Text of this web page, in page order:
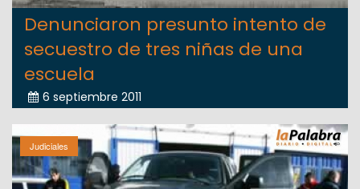
Denunciaron presunto intento de
secuestro de tres niñas de una
escuela
6 septiembre 2011
Judiciales